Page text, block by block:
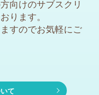
向けのサブスクリ
ります。
すのでお気軽にご
て